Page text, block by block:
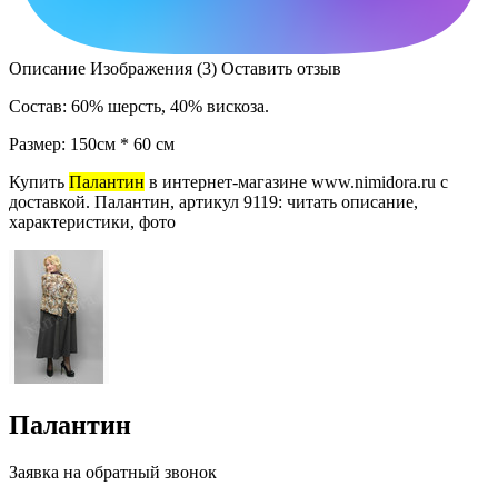
Описание Изображения (3) Оставить отзыв
Состав: 60% шерсть, 40% вискоза.
Размер: 150см * 60 см
Купить Палантин в интернет-магазине www.nimidora.ru с
доставкой. Палантин, артикул 9119: читать описание,
характеристики, фото
Палантин
Заявка на обратный звонок